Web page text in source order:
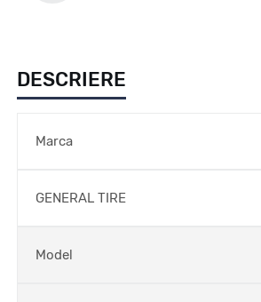
DESCRIERE
Marca
GENERAL TIRE
Model